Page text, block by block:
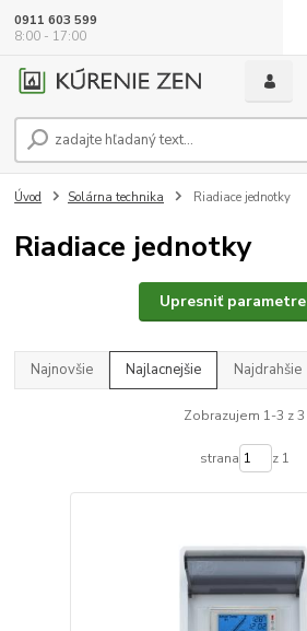
0911 603 599
8:00 - 17:00
Úvod Solárna technika Riadiace jednotky
Riadiace jednotky
Upresniť parametre
Najnovšie Najlacnejšie Najdrahšie
Zobrazujem 1-3 z 3
strana z 1